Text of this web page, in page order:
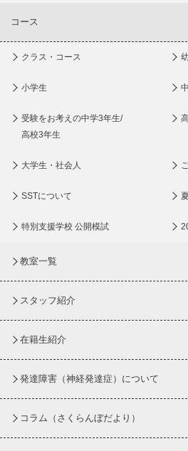
コース
クラス・コース
小学生
受験をお考えの中学3年生/
高校3年生
大学生・社会人
SSTについて
特別支援学校 公開模試
教室一覧
スタッフ紹介
在籍生紹介
発達障害（神経発達症）について
コラム （さくらんぼだより）